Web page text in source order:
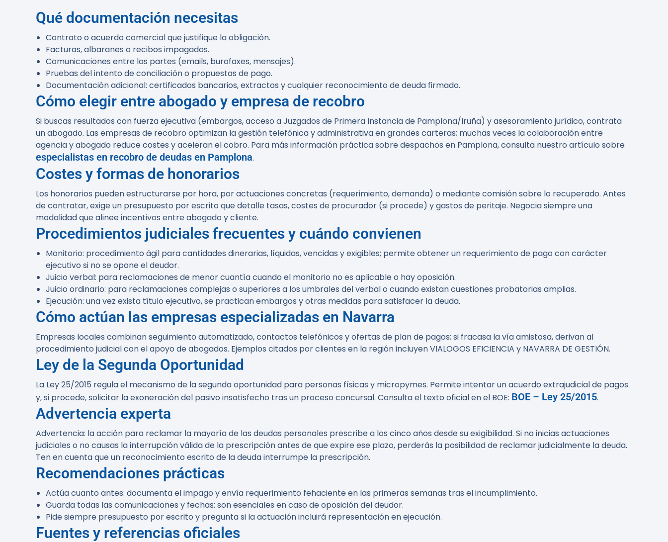
Qué documentación necesitas
Contrato o acuerdo comercial que justifique la obligación.
Facturas, albaranes o recibos impagados.
Comunicaciones entre las partes (emails, burofaxes, mensajes).
Pruebas del intento de conciliación o propuestas de pago.
Documentación adicional: certificados bancarios, extractos y cualquier reconocimiento de deuda firmado.
Cómo elegir entre abogado y empresa de recobro
Si buscas resultados con fuerza ejecutiva (embargos, acceso a Juzgados de Primera Instancia de Pamplona/Iruña) y asesoramiento jurídico, contrata
un abogado. Las empresas de recobro optimizan la gestión telefónica y administrativa en grandes carteras; muchas veces la colaboración entre
agencia y abogado reduce costes y aceleran el cobro. Para más información práctica sobre despachos en Pamplona, consulta nuestro artículo sobre
especialistas en recobro de deudas en Pamplona.
Costes y formas de honorarios
Los honorarios pueden estructurarse por hora, por actuaciones concretas (requerimiento, demanda) o mediante comisión sobre lo recuperado. Antes
de contratar, exige un presupuesto por escrito que detalle tasas, costes de procurador (si procede) y gastos de peritaje. Negocia siempre una
modalidad que alinee incentivos entre abogado y cliente.
Procedimientos judiciales frecuentes y cuándo convienen
Monitorio: procedimiento ágil para cantidades dinerarias, líquidas, vencidas y exigibles; permite obtener un requerimiento de pago con carácter
ejecutivo si no se opone el deudor.
Juicio verbal: para reclamaciones de menor cuantía cuando el monitorio no es aplicable o hay oposición.
Juicio ordinario: para reclamaciones complejas o superiores a los umbrales del verbal o cuando existan cuestiones probatorias amplias.
Ejecución: una vez exista título ejecutivo, se practican embargos y otras medidas para satisfacer la deuda.
Cómo actúan las empresas especializadas en Navarra
Empresas locales combinan seguimiento automatizado, contactos telefónicos y ofertas de plan de pagos; si fracasa la vía amistosa, derivan al
procedimiento judicial con el apoyo de abogados. Ejemplos citados por clientes en la región incluyen VIALOGOS EFICIENCIA y NAVARRA DE GESTIÓN.
Ley de la Segunda Oportunidad
La Ley 25/2015 regula el mecanismo de la segunda oportunidad para personas físicas y micropymes. Permite intentar un acuerdo extrajudicial de pagos
y, si procede, solicitar la exoneración del pasivo insatisfecho tras un proceso concursal. Consulta el texto oficial en el BOE: BOE – Ley 25/2015.
Advertencia experta
Advertencia: la acción para reclamar la mayoría de las deudas personales prescribe a los cinco años desde su exigibilidad. Si no inicias actuaciones
judiciales o no causas la interrupción válida de la prescripción antes de que expire ese plazo, perderás la posibilidad de reclamar judicialmente la deuda.
Ten en cuenta que un reconocimiento escrito de la deuda interrumpe la prescripción.
Recomendaciones prácticas
Actúa cuanto antes: documenta el impago y envía requerimiento fehaciente en las primeras semanas tras el incumplimiento.
Guarda todas las comunicaciones y fechas: son esenciales en caso de oposición del deudor.
Pide siempre presupuesto por escrito y pregunta si la actuación incluirá representación en ejecución.
Fuentes y referencias oficiales